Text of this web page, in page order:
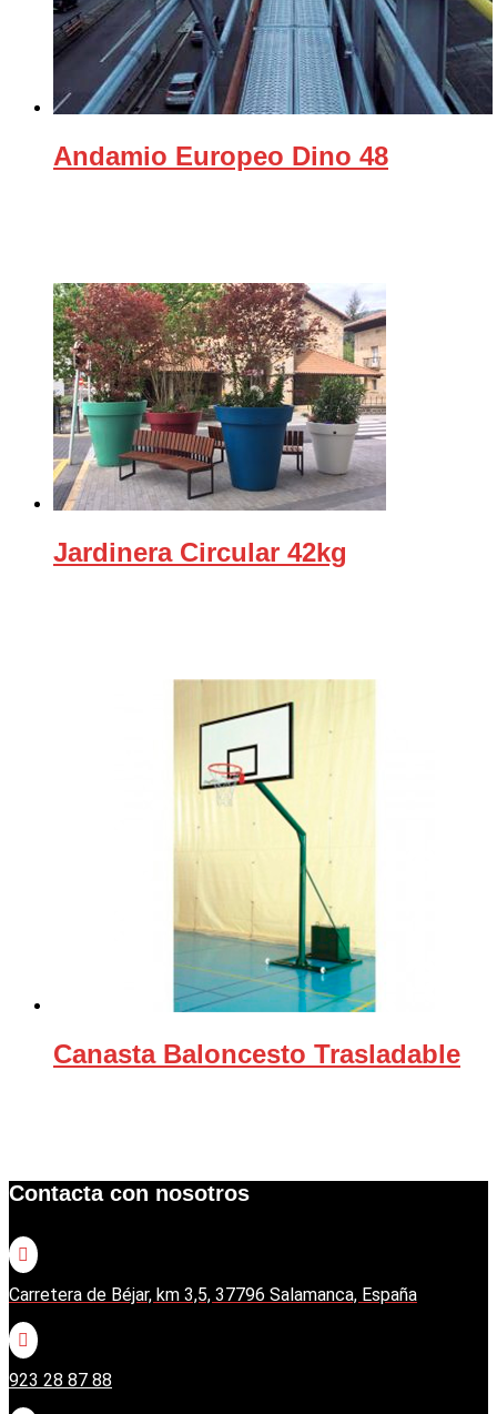
Andamio Europeo Dino 48
Jardinera Circular 42kg
Canasta Baloncesto Trasladable
Contacta con nosotros

Carretera de Béjar, km 3,5, 37796 Salamanca, España

923 28 87 88